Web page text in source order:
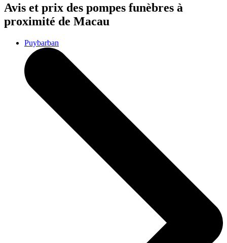
Avis et prix des pompes funèbres à
proximité de Macau
Puybarban